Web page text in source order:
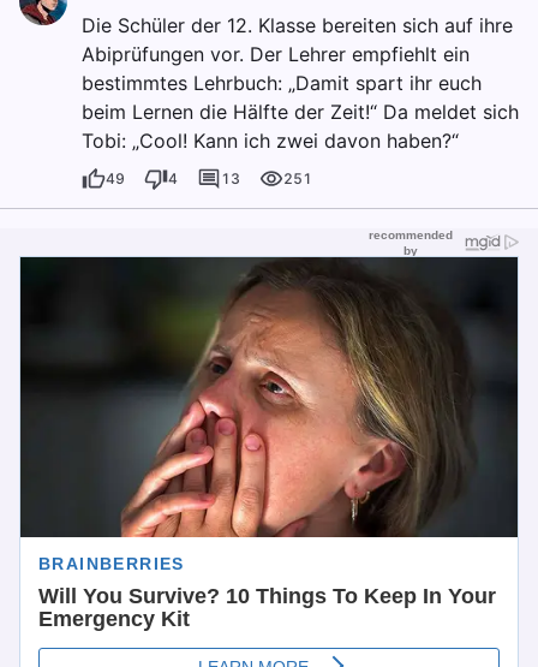
Die Schüler der 12. Klasse bereiten sich auf ihre
Abiprüfungen vor. Der Lehrer empfiehlt ein
bestimmtes Lehrbuch: „Damit spart ihr euch
beim Lernen die Hälfte der Zeit!“ Da meldet sich
Tobi: „Cool! Kann ich zwei davon haben?“
49 4 13 251